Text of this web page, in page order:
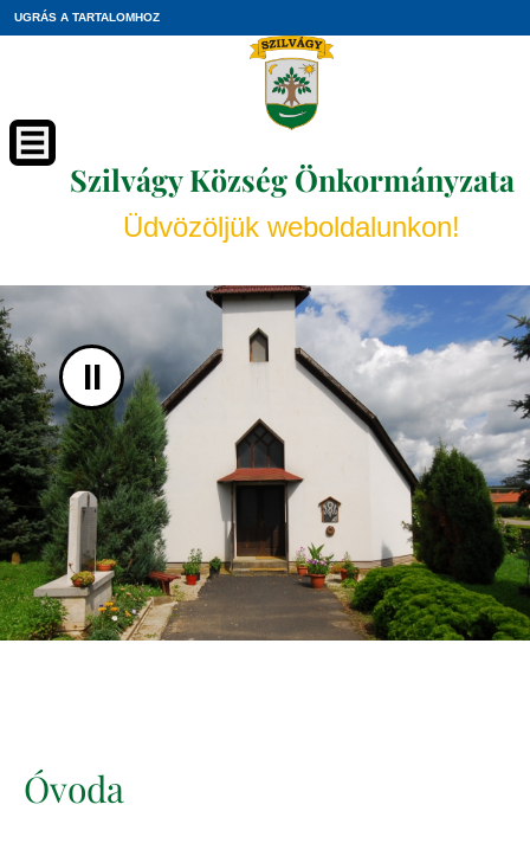
UGRÁS A TARTALOMHOZ
Szilvágy Község Önkormányzata
Üdvözöljük weboldalunkon!
II
Óvoda